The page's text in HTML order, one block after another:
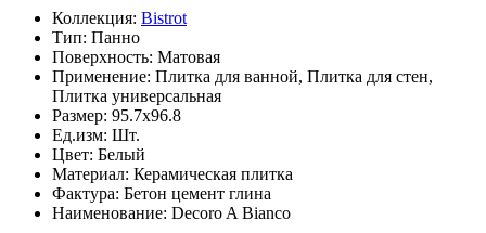
Коллекция: Bistrot
Тип: Панно
Поверхность: Матовая
Применение: Плитка для ванной, Плитка для стен,
Плитка универсальная
Размер: 95.7x96.8
Ед.изм: Шт.
Цвет: Белый
Материал: Керамическая плитка
Фактура: Бетон цемент глина
Наименование: Decoro A Bianco